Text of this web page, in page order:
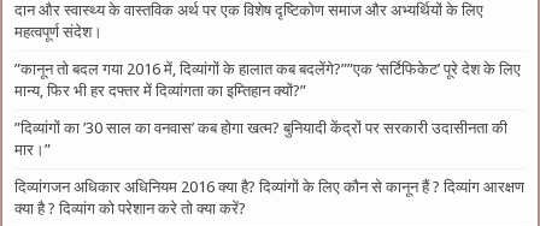
दान और स्वास्थ्य के वास्तविक अर्थ पर एक विशेष दृष्टिकोण समाज और अभ्यर्थियों के लिए
महत्वपूर्ण संदेश।
​”कानून तो बदल गया 2016 में, दिव्यांगों के हालात कब बदलेंगे?”​”एक ‘सर्टिफिकेट’ पूरे देश के लिए
मान्य, फिर भी हर दफ्तर में दिव्यांगता का इम्तिहान क्यों?”
​”दिव्यांगों का ’30 साल का वनवास’ कब होगा खत्म? बुनियादी केंद्रों पर सरकारी उदासीनता की
मार।”
दिव्यांगजन अधिकार अधिनियम 2016 क्या है? दिव्यांगों के लिए कौन से कानून हैं ? दिव्यांग आरक्षण
क्या है ? दिव्यांग को परेशान करे तो क्या करें?